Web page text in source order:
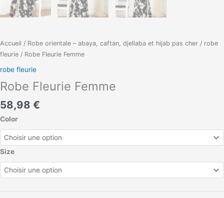
Accueil / Robe orientale – abaya, caftan, djellaba et hijab pas cher / robe
fleurie / Robe Fleurie Femme
robe fleurie
Robe Fleurie Femme
58,98 €
Color
Size